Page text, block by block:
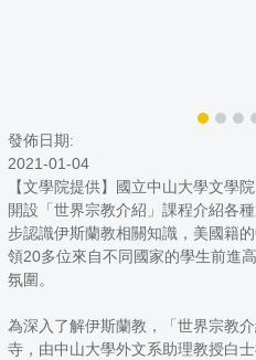
發佈日期:
2021-01-04
【文學院提供】國立中山大學文學
開設「世界宗教介紹」課程介紹各
步認識伊斯蘭教相關知識，美國籍
領20多位來自不同國家的學生前進
氛圍。
為深入了解伊斯蘭教，「世界宗教
寺，由中山大學外文系助理教授白